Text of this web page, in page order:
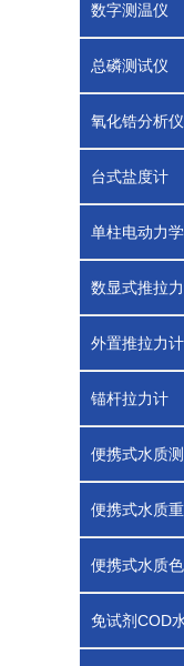
数字测温仪
总磷测试仪
氧化锆分析仪
台式盐度计
单柱电动力
数显式推拉
外置推拉力计
锚杆拉力计
便携式水质
便携式水质
便携式水质
免试剂COD